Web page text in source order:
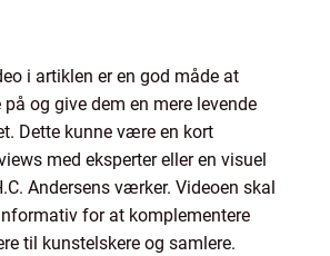
i artiklen er en god måde at
og give dem en mere levende
Dette kunne være en kort
med eksperter eller en visuel
Andersens værker. Videoen skal
for at komplementere
til kunstelskere og samlere.